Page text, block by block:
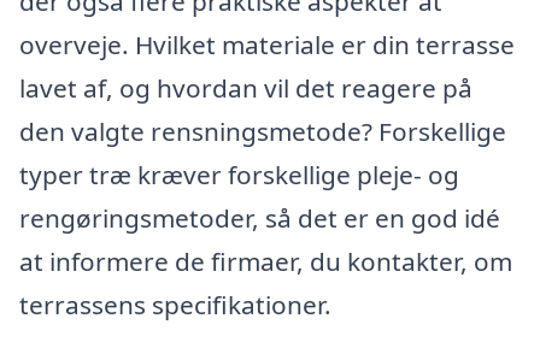
overveje. Hvilket materiale er din terrasse
lavet af, og hvordan vil det reagere på
den valgte rensningsmetode? Forskellige
typer træ kræver forskellige pleje- og
rengøringsmetoder, så det er en god idé
at informere de firmaer, du kontakter, om
terrassens specifikationer.